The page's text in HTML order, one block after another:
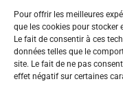
Pour offrir les meilleures
que les cookies pour
Le fait de consentir à ces
données telles que le
site. Le fait de ne pas
effet négatif sur certaines